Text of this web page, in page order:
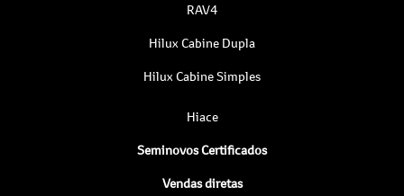
RAV4
Hilux Cabine Dupla
Hilux Cabine Simples
Hiace
Seminovos Certificados
Vendas diretas